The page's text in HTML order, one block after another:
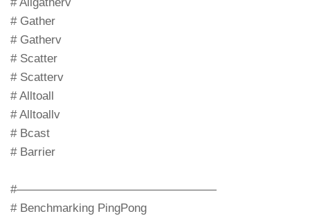
# Gather
# Gatherv
# Scatter
# Scatterv
# Alltoall
# Alltoallv
# Bcast
# Barrier
#—————————————————
# Benchmarking PingPong